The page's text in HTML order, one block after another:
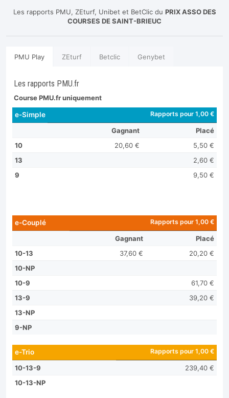
Les rapports PMU, ZEturf, Unibet et BetClic du PRIX ASSO DES
COURSES DE SAINT-BRIEUC
PMU Play ZEturf Betclic Genybet
Les rapports PMU.fr
Course PMU.fr uniquement
e-Simple Rapports pour 1,00 €
Gagnant
Placé
10
20,60 €
5,50 €
13
2,60 €
9
9,50 €
e-Couplé Rapports pour 1,00 €
Gagnant
Placé
10-13
37,60 €
20,20 €
10-NP
10-9
61,70 €
13-9
39,20 €
13-NP
9-NP
e-Trio Rapports pour 1,00 €
10-13-9
239,40 €
10-13-NP